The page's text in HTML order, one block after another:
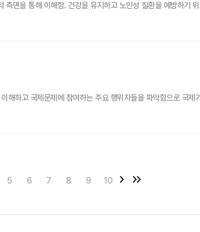
측면을 통해 이해함. 건강을 유지하고 노인성 질환을 예방하기
해하고 국제문제에 참여하는 주요 행위자들을 파악함으로 국
5 6 7 8 9 10